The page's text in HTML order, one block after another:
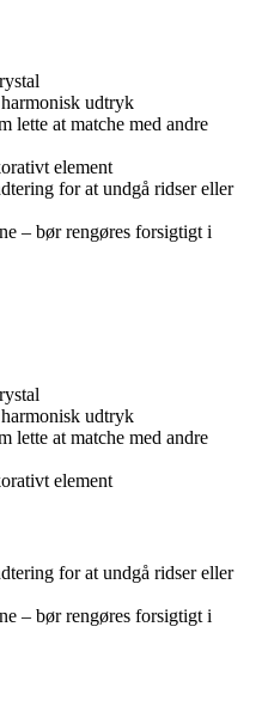
udtryk
lette at matche med andre
element
for at undgå ridser eller
– bør rengøres forsigtigt i
udtryk
lette at matche med andre
element
for at undgå ridser eller
– bør rengøres forsigtigt i